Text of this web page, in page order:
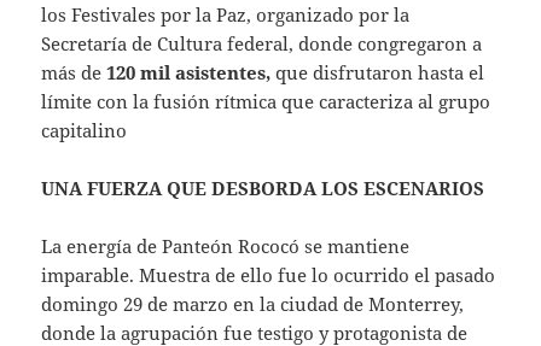
los Festivales por la Paz, organizado por la
Secretaría de Cultura federal, donde congregaron a
más de120 mil asistentes, que disfrutaron hasta el
límite con la fusión rítmica que caracteriza al grupo
capitalino
UNA FUERZA QUE DESBORDA LOS ESCENARIOS
La energía de Panteón Rococó se mantiene
imparable. Muestra de ello fue lo ocurrido el pasado
domingo 29 de marzo en la ciudad de Monterrey,
donde la agrupación fue testigo y protagonista de